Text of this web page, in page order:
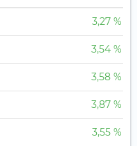
3,27 %
3,54 %
3,58 %
3,87 %
3,55 %